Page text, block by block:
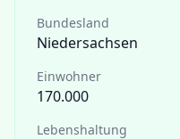
Bundesland
Niedersachsen
Einwohner
170.000
Lebenshaltung